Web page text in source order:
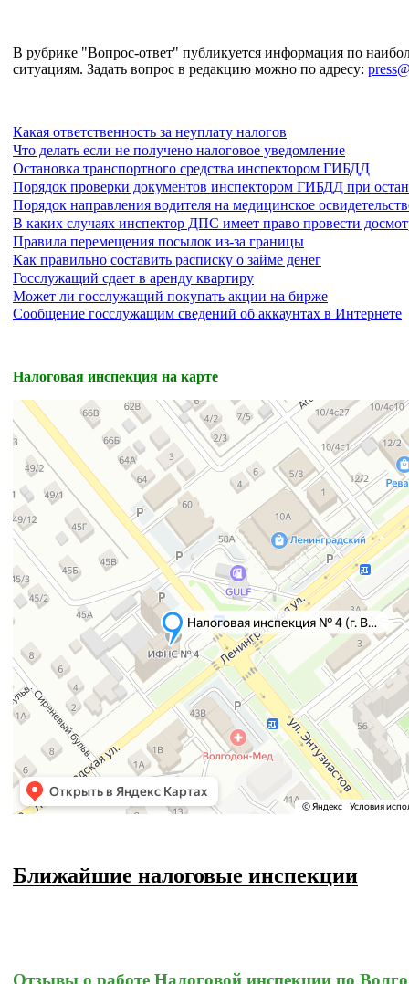
В рубрике "Вопрос-ответ" публикуется информация по
ситуациям. Задать вопрос в редакцию можно по адресу:
Какая ответственность за неуплату налогов
Что делать если не получено налоговое уведомление
Остановка транспортного средства инспектором ГИБДД
Порядок проверки документов инспектором ГИБДД при
Порядок направления водителя на медицинское
В каких случаях инспектор ДПС имеет право провести
Правила перемещения посылок из-за границы
Как правильно составить расписку о займе денег
Госслужащий сдает в аренду квартиру
Может ли госслужащий покупать акции на бирже
Сообщение госслужащим сведений об аккаунтах в Интернете
Налоговая инспекция на карте
Ближайшие налоговые инспекции
Отзывы о работе Налоговой инспекции по